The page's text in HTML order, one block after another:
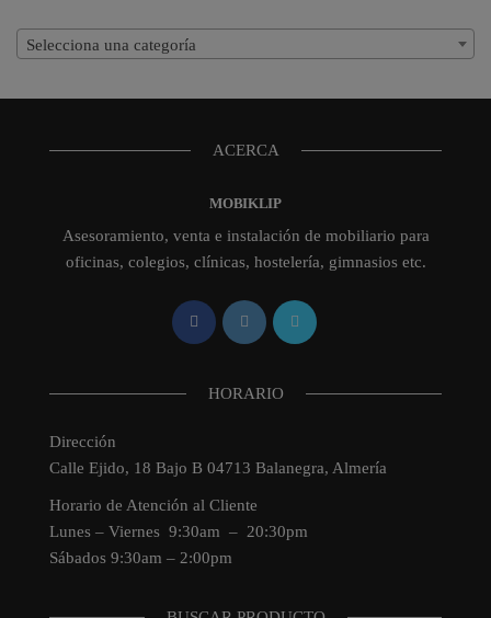
Selecciona una categoría
ACERCA
MOBIKLIP
Asesoramiento, venta e instalación de mobiliario para
oficinas, colegios, clínicas, hostelería, gimnasios etc.
HORARIO
Dirección
Calle Ejido, 18 Bajo B 04713 Balanegra, Almería
Horario de Atención al Cliente
Lunes – Viernes 9:30am – 20:30pm
Sábados 9:30am – 2:00pm